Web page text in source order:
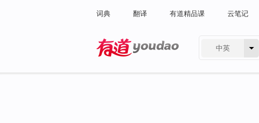
词典 翻译 有道精品课 云笔记
中英